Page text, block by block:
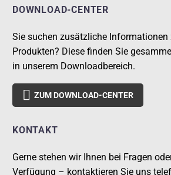
DOWNLOAD-CENTER
Sie suchen zusätzliche Informationen
Produkten? Diese finden Sie
in unserem Downloadbereich.
 ZUM DOWNLOAD-CENTER
KONTAKT
Gerne stehen wir Ihnen bei Fragen
Verfügung – kontaktieren Sie uns